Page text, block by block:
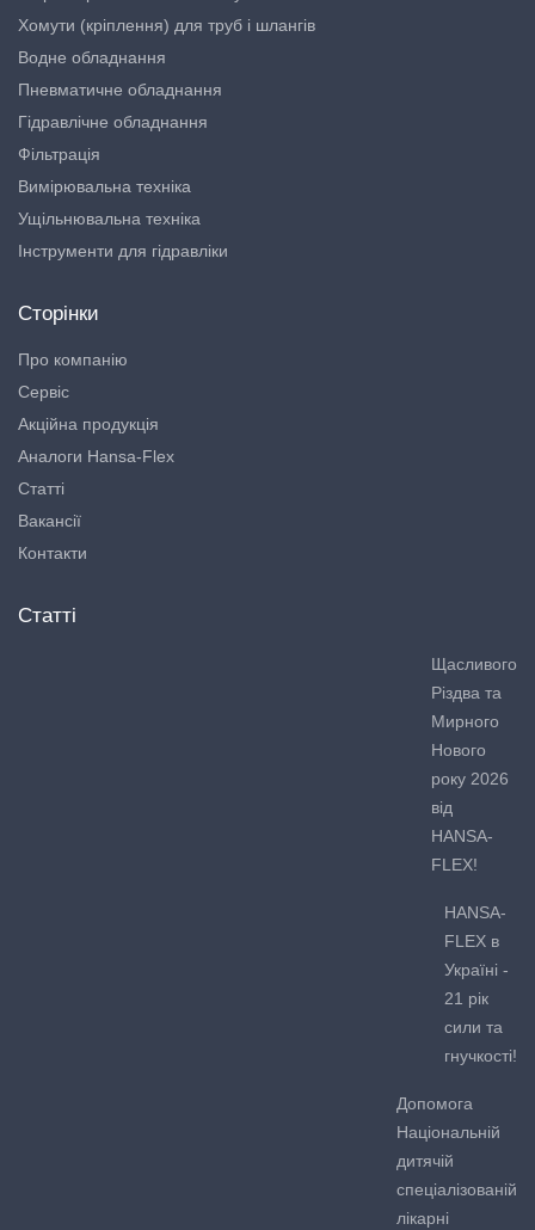
Хомути (кріплення) для труб і шлангів
Водне обладнання
Пневматичне обладнання
Гідравлічне обладнання
Фільтрація
Вимірювальна техніка
Ущільнювальна техніка
Інструменти для гідравліки
Сторінки
Про компанію
Сервіс
Акційна продукція
Аналоги Hansa-Flex
Статті
Вакансії
Контакти
Статті
Щасливого
Різдва та
Мирного
Нового
року 2026
від
HANSA-
FLEX!
HANSA-
FLEX в
Україні -
21 рік
сили та
гнучкості!
Допомога
Національній
дитячій
спеціалізованій
лікарні